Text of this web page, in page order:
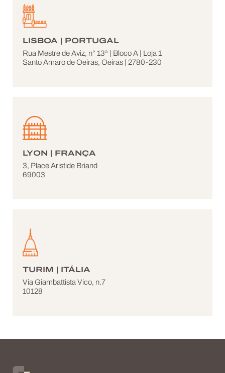
LISBOA | PORTUGAL
Rua Mestre de Aviz, n° 13ª | Bloco A | Loja 1
Santo Amaro de Oeiras, Oeiras | 2780-230
LYON | FRANÇA
3, Place Aristide Briand
69003
TURIM | ITÁLIA
Via Giambattista Vico, n.7
10128